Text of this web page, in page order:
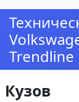
Trendline
Кузов